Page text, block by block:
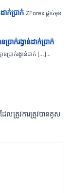
ាក់ប្រាក់ ZForex ផ្តាច់មុខ
ាក់រង្វាន់ដាក់ប្រាក់
ប្រាក់រង្វាន់ដាក់ […]...
ែល​ត្រូវ​ការ​ត្រូវ​បាន​គូស